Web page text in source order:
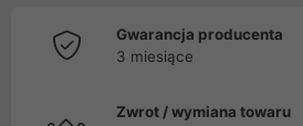
Gwarancja producenta
3 miesiące
Zwrot / wymiana towaru